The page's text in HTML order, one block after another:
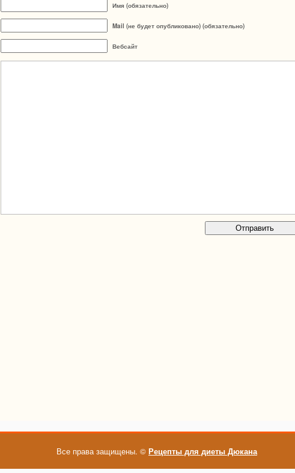
Имя (обязательно)
Mail (не будет опубликовано) (обязательно)
Вебсайт
Все права защищены. © Рецепты для диеты Дюкана